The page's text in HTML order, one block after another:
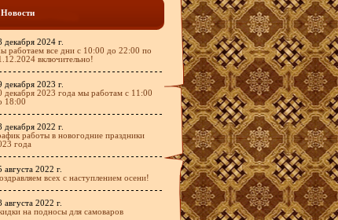
Новости
декабря 2024 г.
работаем все дни с 10:00 до 22:00 по
включительно!
декабря 2023 г.
декабря 2023 года мы работам с 11:00
18:00
декабря 2022 г.
работы в новогодние праздники
года
августа 2022 г.
всех с наступлением осени!
августа 2022 г.
на подносы для самоваров